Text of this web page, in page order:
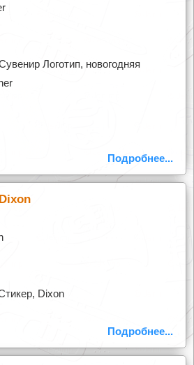
Логотип, новогодняя
Подробнее...
Dixon
Подробнее...